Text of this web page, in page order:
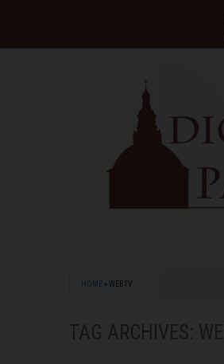
content
HOME » WEBTV